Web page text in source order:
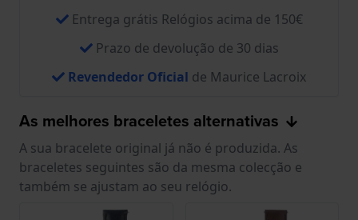
Entrega grátis Relógios acima de 150€
Prazo de devolução de 30 dias
Revendedor Oficial de Maurice Lacroix
As melhores braceletes alternativas
A sua bracelete original já não é produzida. As
braceletes seguintes são da mesma colecção e
também se ajustam ao seu relógio.